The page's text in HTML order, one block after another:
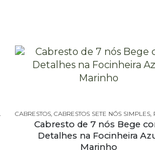
,PE – CABRESTOS - 7 NÓS SIMPLES
CABRESTOS, CABRESTOS SETE NÓS SIMPLES,
Cabresto de 7 nós Bege
Detalhes na Focinheira
Marinho